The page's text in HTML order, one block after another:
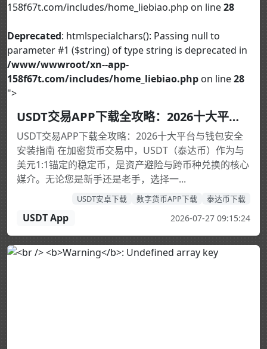
158f67t.com/includes/home_liebiao.php on line28
Deprecated: htmlspecialchars(): Passing null to
parameter #1 ($string) of type string is deprecated in
/www/wwwroot/xn--app-
158f67t.com/includes/home_liebiao.php on line28
">
USDT交易APP下载全攻略：2026十大平台与钱包安全安装指南
USDT交易APP下载全攻略：2026十大平台与钱包安全
安装指南 在加密货币交易中，USDT（泰达币）作为与
美元1:1锚定的稳定币，是资产避险与跨币种兑换的核心
媒介。无论您是新手还是老手，选择一...
USDT安卓下载 数字货币APP下载 泰达币下载
USDT App 2026-07-27 09:15:24